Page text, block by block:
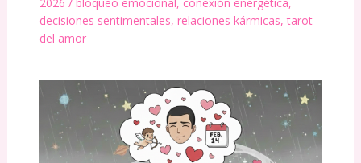
decisiones sentimentales, relaciones kármicas,tarot
del amor